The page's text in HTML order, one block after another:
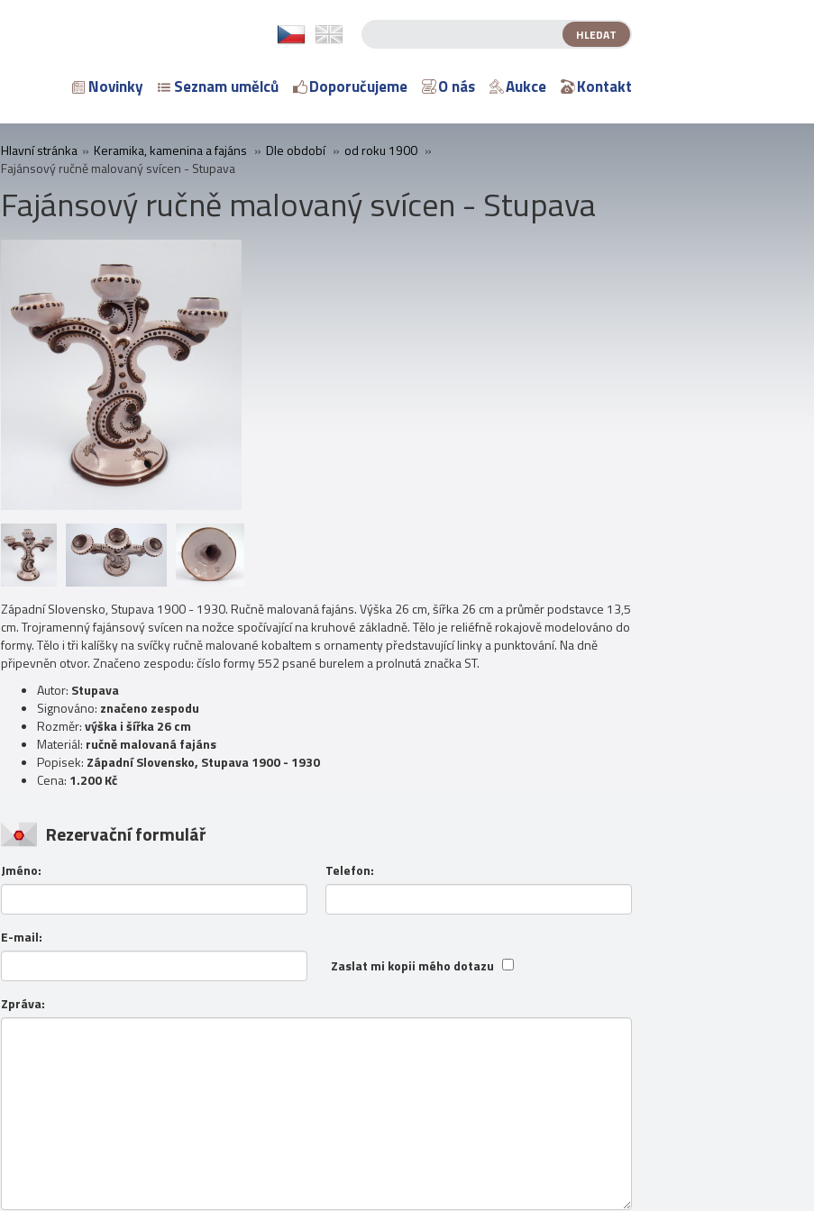
Novinky Seznam umělců Doporučujeme O nás Aukce Kontakt
Hlavní stránka » Keramika, kamenina a fajáns » Dle období » od roku 1900 »
Fajánsový ručně malovaný svícen - Stupava
Fajánsový ručně malovaný svícen - Stupava
Západní Slovensko, Stupava 1900 - 1930. Ručně malovaná fajáns. Výška 26 cm, šířka 26 cm a průměr podstavce 13,5
cm. Trojramenný fajánsový svícen na nožce spočívající na kruhové základně. Tělo je reliéfně rokajově modelováno do
formy. Tělo i tři kalíšky na svíčky ručně malované kobaltem s ornamenty představující linky a punktování. Na dně
připevněn otvor. Značeno zespodu: číslo formy 552 psané burelem a prolnutá značka ST.
Autor: Stupava
Signováno: značeno zespodu
Rozměr:výška i šířka 26 cm
Materiál: ručně malovaná fajáns
Popisek: Západní Slovensko, Stupava 1900 - 1930
Cena: 1.200 Kč
Rezervační formulář
Jméno: Telefon:
E-mail:
Zaslat mi kopii mého dotazu
Zpráva: